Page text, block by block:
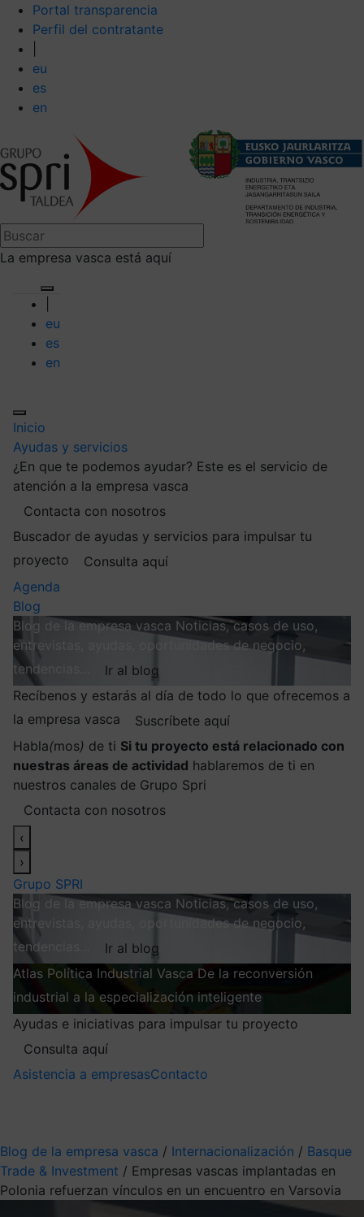
Portal transparencia
Perfil del contratante
eu
es
en
La empresa vasca está aquí
eu
es
en
Inicio
Ayudas y servicios
¿En que te podemos ayudar? Este es el servicio de
atención a la empresa vasca
Contacta con nosotros
Buscador de ayudas y servicios para impulsar tu
proyecto
Consulta aquí
Agenda
Blog
Blog de la empresa vasca Noticias, casos de uso,
entrevistas, ayudas, oportunidades de negocio,
tendencias…
Ir al blog
Recíbenos y estarás al día de todo lo que ofrecemos a
la empresa vasca
Suscríbete aquí
Habla(mos) de ti Si tu proyecto está relacionado con
nuestras áreas de actividad hablaremos de ti en
nuestros canales de Grupo Spri
Contacta con nosotros
‹
›
Grupo SPRI
Blog de la empresa vasca Noticias, casos de uso,
entrevistas, ayudas, oportunidades de negocio,
tendencias…
Ir al blog
Atlas Política Industrial Vasca De la reconversión
industrial a la especialización inteligente
Ayudas e iniciativas para impulsar tu proyecto
Consulta aquí
Asistencia a empresasContacto
Blog de la empresa vasca / Internacionalización / Basque
Trade & Investment / Empresas vascas implantadas en
Polonia refuerzan vínculos en un encuentro en Varsovia